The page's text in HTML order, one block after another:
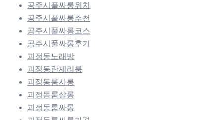
공주시풀싸롱위치
공주시풀싸롱추천
공주시풀싸롱코스
공주시풀싸롱후기
괴정동노래방
괴정동란제리룸
괴정동룸사롱
괴정동룸살롱
괴정동룸싸롱